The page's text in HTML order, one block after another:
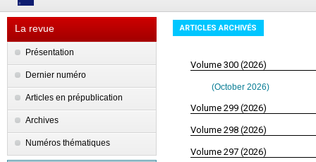
La revue
Présentation
Dernier numéro
Articles en prépublication
Archives
Numéros thématiques
ARTICLES ARCHIVÉS
Volume 300 (2026)
(October 2026)
Volume 299 (2026)
Volume 298 (2026)
Volume 297 (2026)